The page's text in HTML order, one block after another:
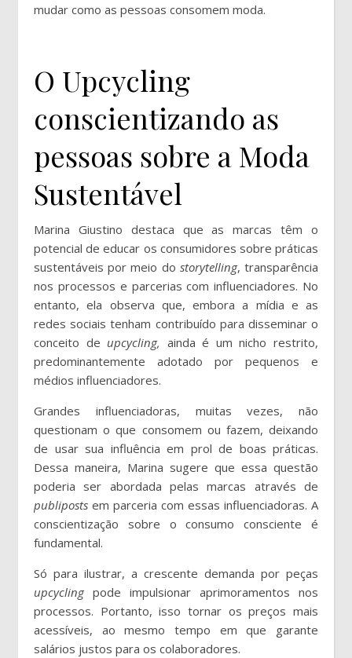
mudar como as pessoas consomem moda.
O Upcycling
conscientizando as
pessoas sobre a Moda
Sustentável
Marina Giustino destaca que as marcas têm o
potencial de educar os consumidores sobre práticas
sustentáveis por meio do storytelling, transparência
nos processos e parcerias com influenciadores. No
entanto, ela observa que, embora a mídia e as
redes sociais tenham contribuído para disseminar o
conceito de upcycling, ainda é um nicho restrito,
predominantemente adotado por pequenos e
médios influenciadores.
Grandes influenciadoras, muitas vezes, não
questionam o que consomem ou fazem, deixando
de usar sua influência em prol de boas práticas.
Dessa maneira, Marina sugere que essa questão
poderia ser abordada pelas marcas através de
publiposts em parceria com essas influenciadoras. A
conscientização sobre o consumo consciente é
fundamental.
Só para ilustrar, a crescente demanda por peças
upcycling pode impulsionar aprimoramentos nos
processos. Portanto, isso tornar os preços mais
acessíveis, ao mesmo tempo em que garante
salários justos para os colaboradores.